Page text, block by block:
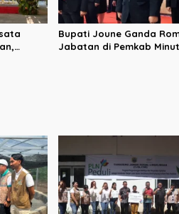
Bupati Joune Ganda
Jabatan di Pemkab